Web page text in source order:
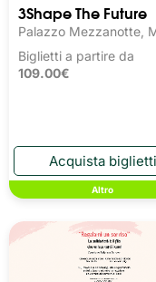
3Shape The Future
Palazzo Mezzanotte,
Biglietti a partire da
109.00€
Altro